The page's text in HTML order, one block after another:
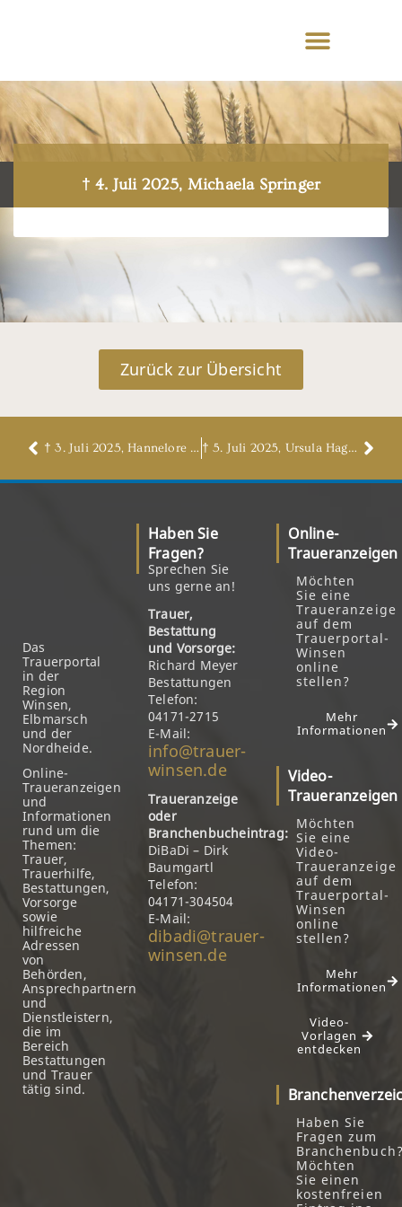
† 4. Juli 2025, Michaela Springer
Zurück zur Übersicht
† 3. Juli 2025, Hannelore Eggers, geb. Staasch † 5. Juli 2025, Ursula Hagemann, geb. Wind
Das
Trauerportal
in der
Region
Winsen,
Elbmarsch
und der
Nordheide.
Online-
Traueranzeigen
und
Informationen
rund um die
Themen:
Trauer,
Trauerhilfe,
Bestattungen,
Vorsorge
sowie
hilfreiche
Adressen
von
Behörden,
Ansprechpartnern
und
Dienstleistern,
die im
Bereich
Bestattungen
und Trauer
tätig sind.
Haben Sie
Fragen?
Sprechen Sie
uns gerne an!
Trauer,
Bestattung
und Vorsorge:
Richard Meyer
Bestattungen
Telefon:
04171-2715
E-Mail:
info@trauer-
winsen.de
Traueranzeige
oder
Branchenbucheintrag:
DiBaDi – Dirk
Baumgartl
Telefon:
04171-304504
E-Mail:
dibadi@trauer-
winsen.de
Online-
Traueranzeigen
Möchten
Sie eine
Traueranzeige
auf dem
Trauerportal-
Winsen
online
stellen?
Mehr
Informationen
Video-
Traueranzeigen
Möchten
Sie eine
Video-
Traueranzeige
auf dem
Trauerportal-
Winsen
online
stellen?
Mehr
Informationen
Video-
Vorlagen
entdecken
Haben Sie
Fragen zum
Möchten
Sie einen
kostenfreien